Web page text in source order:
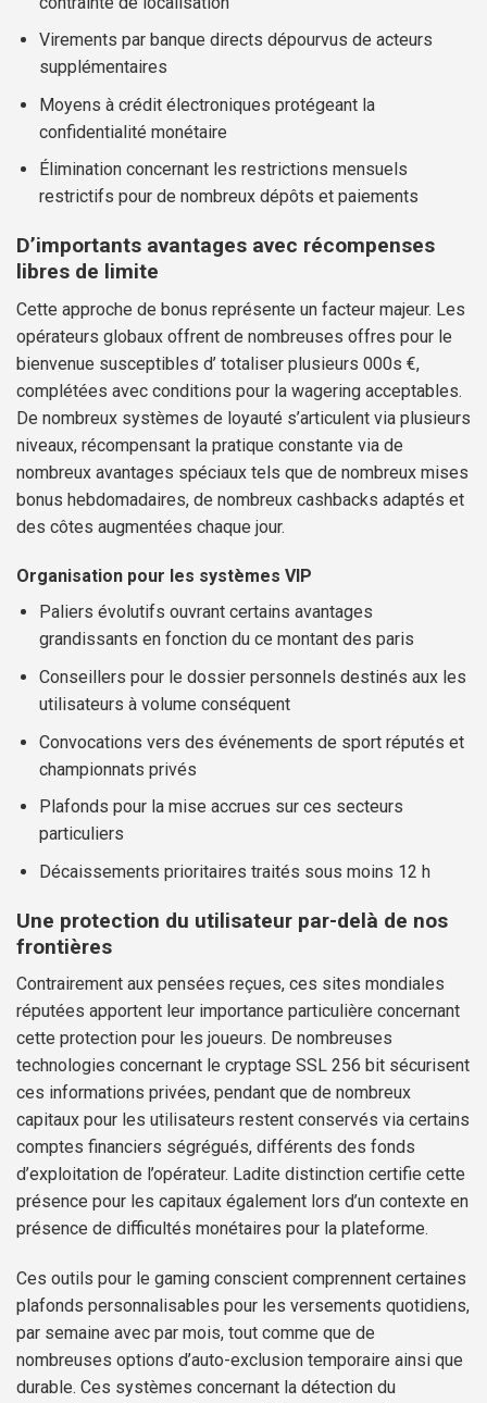
Virements par banque directs dépourvus de acteurs
supplémentaires
Moyens à crédit électroniques protégeant la
confidentialité monétaire
Élimination concernant les restrictions mensuels
restrictifs pour de nombreux dépôts et paiements
D’importants avantages avec récompenses
libres de limite
Cette approche de bonus représente un facteur majeur. Les
opérateurs globaux offrent de nombreuses offres pour le
bienvenue susceptibles d’ totaliser plusieurs 000s €,
complétées avec conditions pour la wagering acceptables.
De nombreux systèmes de loyauté s’articulent via plusieurs
niveaux, récompensant la pratique constante via de
nombreux avantages spéciaux tels que de nombreux mises
bonus hebdomadaires, de nombreux cashbacks adaptés et
des côtes augmentées chaque jour.
Organisation pour les systèmes VIP
Paliers évolutifs ouvrant certains avantages
grandissants en fonction du ce montant des paris
Conseillers pour le dossier personnels destinés aux les
utilisateurs à volume conséquent
Convocations vers des événements de sport réputés et
championnats privés
Plafonds pour la mise accrues sur ces secteurs
particuliers
Décaissements prioritaires traités sous moins 12 h
Une protection du utilisateur par-delà de nos
frontières
Contrairement aux pensées reçues, ces sites mondiales
réputées apportent leur importance particulière concernant
cette protection pour les joueurs. De nombreuses
technologies concernant le cryptage SSL 256 bit sécurisent
ces informations privées, pendant que de nombreux
capitaux pour les utilisateurs restent conservés via certains
comptes financiers ségrégués, différents des fonds
d’exploitation de l’opérateur. Ladite distinction certifie cette
présence pour les capitaux également lors d’un contexte en
présence de difficultés monétaires pour la plateforme.
Ces outils pour le gaming conscient comprennent certaines
plafonds personnalisables pour les versements quotidiens,
par semaine avec par mois, tout comme que de
nombreuses options d’auto-exclusion temporaire ainsi que
durable. Ces systèmes concernant la détection du